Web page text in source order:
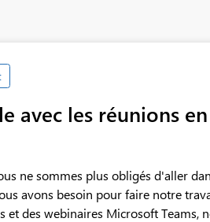
avec les réunions
ne sommes plus obligés d'aller
avons besoin pour faire notre
et des webinaires Microsoft Teams,